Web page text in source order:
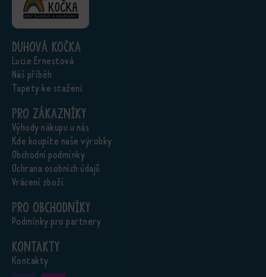
Duhová kočka
Lucie Ernestová
Náš příběh
Tapety ke stažení
Pro zákazníky
Výhody nákupu u nás
Kde koupíte naše výrobky
Obchodní podmínky
Ochrana osobních údajů
Vrácení zboží
Pro obchodníky
Podmínky pro partnery
Kontakty
Kontakty